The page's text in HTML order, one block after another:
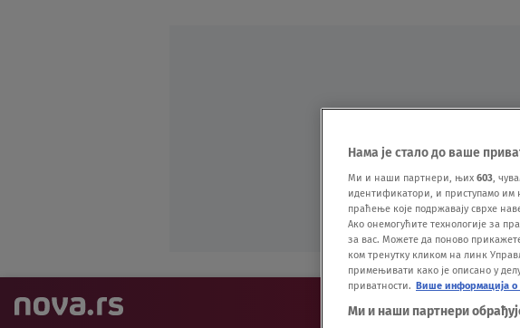
NAJNOVIJE VESTI
Нама је стало до ваше
Ми и наши партнери, њих 603,
идентификатори, и приступамо им
праћење које подржавају сврхе
Ако онемогућите технологије за
за вас. Можете да поново
ком тренутку кликом на линк
примењивати како је описано у
приватности. Више информација о
Ми и наши партнери